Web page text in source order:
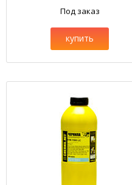
Под заказ
купить